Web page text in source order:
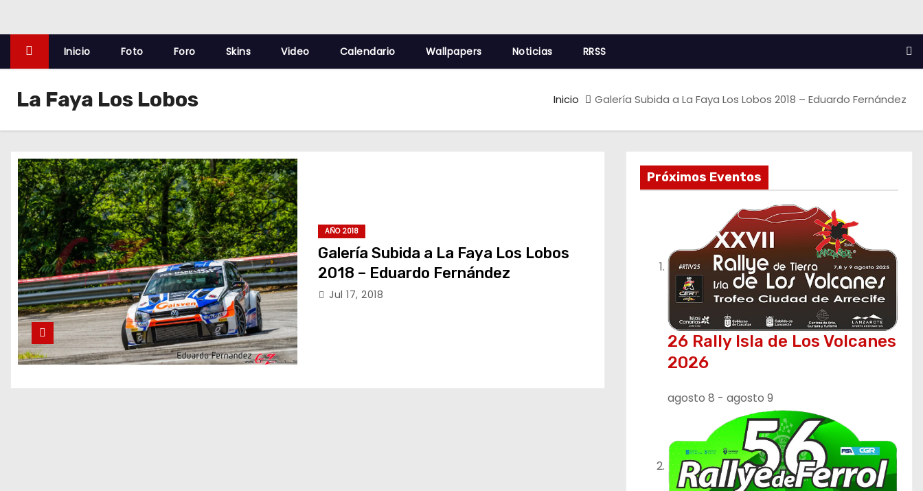
Inicio Foto Foro Skins Video Calendario Wallpapers Noticias RRSS
La Faya Los Lobos Inicio Galería Subida a La Faya Los Lobos 2018 – Eduardo Fernández
AÑO 2018
Galería Subida a La Faya Los Lobos
2018 – Eduardo Fernández
Jul 17, 2018
Próximos Eventos
26 Rally Isla de Los Volcanes
2026
agosto 8 - agosto 9